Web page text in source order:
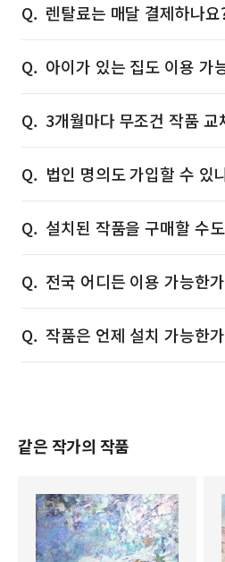
렌탈료는 매달 결제하나요
아이가 있는 집도 이용 가
3개월마다 무조건 작품 교
법인 명의도 가입할 수 있
설치된 작품을 구매할 수
전국 어디든 이용 가능한
작품은 언제 설치 가능한
같은 작가의 작품